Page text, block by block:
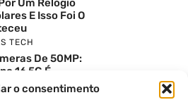
o consentimento
E Isso Foi O
TECH
De 50MP:
16 5G É